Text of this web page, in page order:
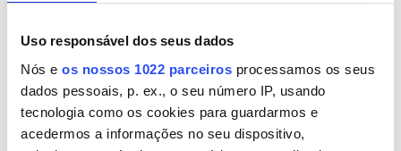
Uso responsável dos seus dados
Nós e os nossos 1022 parceiros processamos os seus
dados pessoais, p. ex., o seu número IP, usando
tecnologia como os cookies para guardarmos e
acedermos a informações no seu dispositivo,
Wi-Fi Gratuito
Ecrãs de televisão
Transferência Gratuita
Transferência Gratuita
Estacionamento Grátis
Por tratamento
Diálise HD 200 €
Diálise HDF 400 €